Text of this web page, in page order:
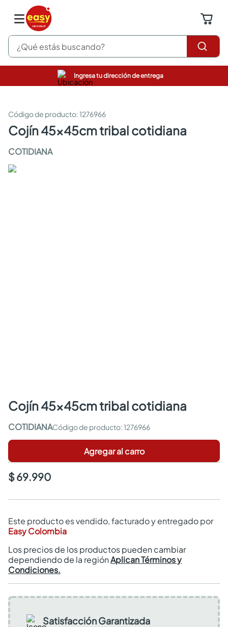
¿Qué estás buscando?
Ingresa tu dirección de entrega
:1276966
cojín 45x45cm tribal cotidiana
COTIDIANA
cojín 45x45cm tribal cotidiana
COTIDIANA :1276966
Agregar al carro
$ 69.990
Este producto es vendido, facturado y entregado por
Easy Colombia
Los precios de los productos pueden cambiar
dependiendo de la regiónAplican Términos y
Condiciones.
Satisfacción Garantizada
pinturas
sanitarios
comedor
pisos
armarios closet